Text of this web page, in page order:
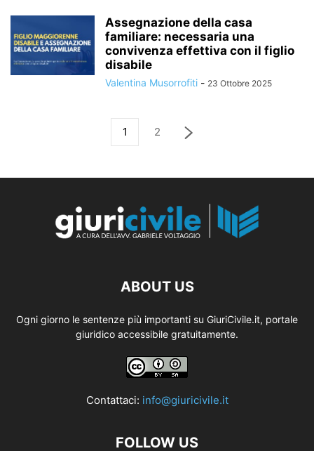
Assegnazione della casa
familiare: necessaria una
convivenza effettiva con il figlio
disabile
Valentina Musorrofiti - 23 Ottobre 2025
1 2
ABOUT US
Ogni giorno le sentenze più importanti su GiuriCivile.it, portale
giuridico accessibile gratuitamente.
Contattaci: info@giuricivile.it
FOLLOW US